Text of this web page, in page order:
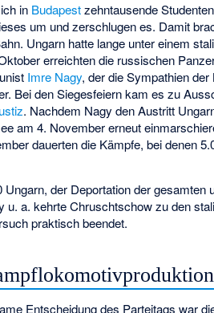
in Budapestzehntausende
um und zerschlugen es. Damit
Ungarn hatte lange unter einem
erreichten die russischen
Imre Nagy, der die Sympathien
Bei den Siegesfeiern kam es zu
. Nachdem Nagy den Austritt
am 4. November erneut
dauerten die Kämpfe, bei denen
Ungarn, der Deportation der
u. a. kehrte Chruschtschow zu den
praktisch beendet.
Entscheidung des Parteitags war